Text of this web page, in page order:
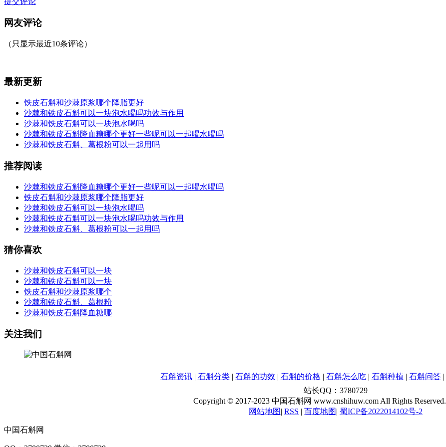
网友评论
（只显示最近10条评论）
最新更新
铁皮石斛和沙棘原浆哪个降脂更好
沙棘和铁皮石斛可以一块泡水喝吗功效与作用
沙棘和铁皮石斛可以一块泡水喝吗
沙棘和铁皮石斛降血糖哪个更好一些呢可以一起喝水喝吗
沙棘和铁皮石斛、葛根粉可以一起用吗
推荐阅读
沙棘和铁皮石斛降血糖哪个更好一些呢可以一起喝水喝吗
铁皮石斛和沙棘原浆哪个降脂更好
沙棘和铁皮石斛可以一块泡水喝吗
沙棘和铁皮石斛可以一块泡水喝吗功效与作用
沙棘和铁皮石斛、葛根粉可以一起用吗
猜你喜欢
沙棘和铁皮石斛可以一块
沙棘和铁皮石斛可以一块
铁皮石斛和沙棘原浆哪个
沙棘和铁皮石斛、葛根粉
沙棘和铁皮石斛降血糖哪
关注我们
石斛资讯| 石斛分类| 石斛的功效 | 石斛的价格 | 石斛怎么吃| 石斛种植 | 石斛问答|
站长QQ：3780729
Copyright © 2017-2023 中国石斛网 www.cnshihuw.com All Rights Reserved.
网站地图| RSS | 百度地图| 蜀ICP备2022014102号-2
中国石斛网